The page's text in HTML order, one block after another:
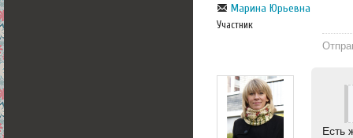
Марина Юрьевна
Участник
Есть